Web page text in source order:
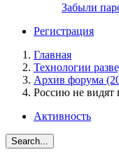
Забыли
Регистрация
Главная
Технологии
Архив форума
Россию не видят
Активность
Search...